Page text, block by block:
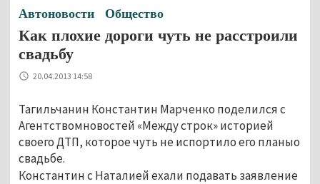
Автоновости Общество
Как плохие дороги чуть не расстроили
свадьбу
20.04.2013 14:58
Тагильчанин Константин Марченко поделился с
Агентствомновостей «Между строк» историей
своего ДТП, которое чуть не испортило его планыо
свадьбе.
Константин с Наталией ехали подавать заявление